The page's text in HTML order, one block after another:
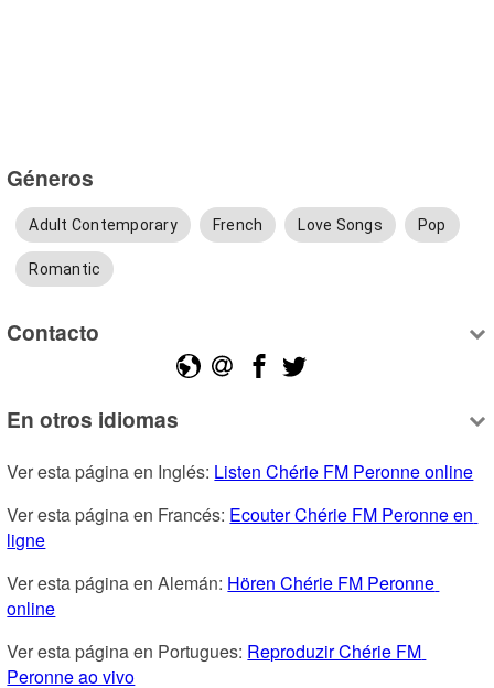
Géneros
Adult Contemporary French Love Songs Pop
Romantic
Contacto
En otros idiomas
Ver esta página en Inglés: Listen Chérie FM Peronne online
Ver esta página en Francés: Ecouter Chérie FM Peronne en
ligne
Ver esta página en Alemán: Hören Chérie FM Peronne
online
Ver esta página en Portugues: Reproduzir Chérie FM
Peronne ao vivo